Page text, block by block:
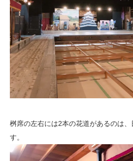
桝席の左右には2本の花道があるのは
す。